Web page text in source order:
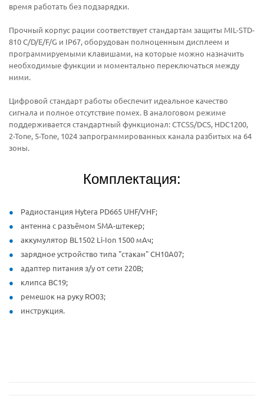
время работать без подзарядки.
Прочный корпус рации соответствует стандартам защиты MIL-STD-
810 C/D/E/F/G и IP67, оборудован полноценным дисплеем и
программируемыми клавишами, на которые можно назначить
необходимые функции и моментально переключаться между
ними.
Цифровой стандарт работы обеспечит идеальное качество
сигнала и полное отсутствие помех. В аналоговом режиме
поддерживается стандартный функционал: CTCSS/DCS, HDC1200,
2-Tone, 5-Tone, 1024 запрограммированных канала разбитых на 64
зоны.
Комплектация:
Радиостанция Hytera PD665 UHF/VHF;
антенна с разъёмом SMA-штекер;
аккумулятор BL1502 Li-Ion 1500 мАч;
зарядное устройство типа "стакан" CH10A07;
адаптер питания з/у от сети 220В;
клипса BC19;
ремешок на руку RO03;
инструкция.